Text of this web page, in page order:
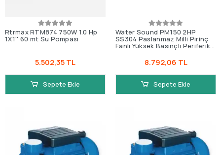
Rtrmax RTM874 750W 1.0 Hp
1X1'' 60 mt Su Pompası
5.502,35 TL
Sepete Ekle
Water Sound PM150 2HP
SS304 Paslanmaz Milli Pirinç
Fanlı Yüksek Basınçlı Periferik
8.792,06 TL
Sepete Ekle